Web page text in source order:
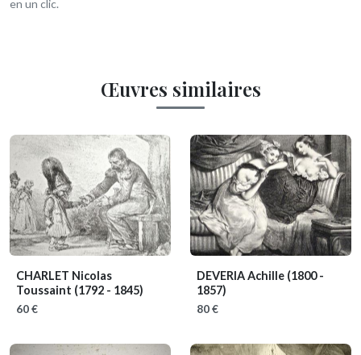
en un clic.
Œuvres similaires
CHARLET Nicolas
Toussaint (1792 - 1845)
60 €
DEVERIA Achille (1800 -
1857)
80 €